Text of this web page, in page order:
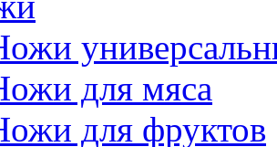
для мяса
для фруктов